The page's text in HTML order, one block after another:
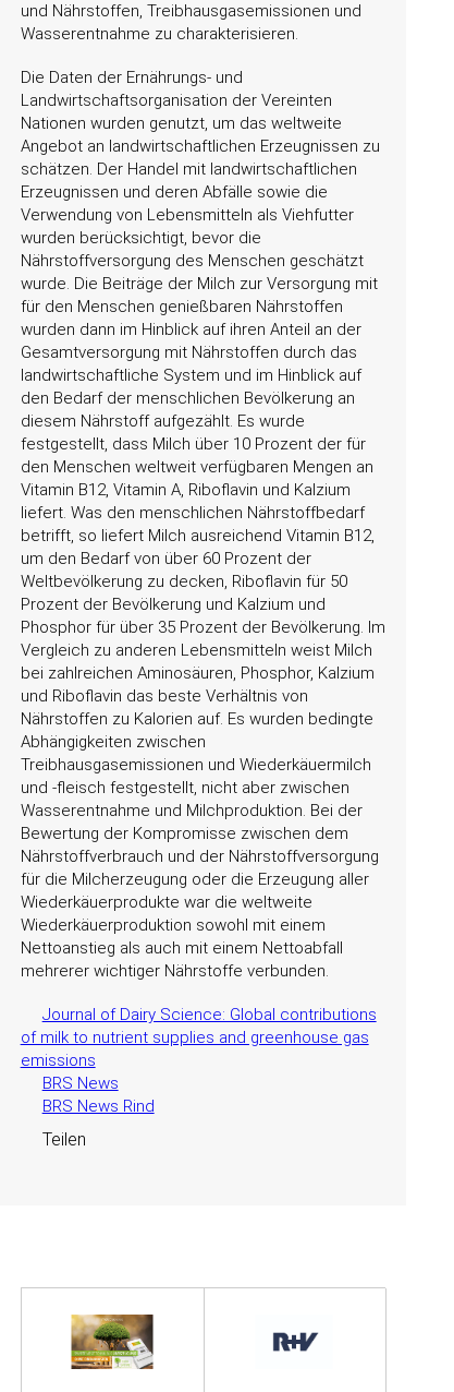
und Nährstoffen, Treibhausgasemissionen und
Wasserentnahme zu charakterisieren.
Die Daten der Ernährungs- und
Landwirtschaftsorganisation der Vereinten
Nationen wurden genutzt, um das weltweite
Angebot an landwirtschaftlichen Erzeugnissen zu
schätzen. Der Handel mit landwirtschaftlichen
Erzeugnissen und deren Abfälle sowie die
Verwendung von Lebensmitteln als Viehfutter
wurden berücksichtigt, bevor die
Nährstoffversorgung des Menschen geschätzt
wurde. Die Beiträge der Milch zur Versorgung mit
für den Menschen genießbaren Nährstoffen
wurden dann im Hinblick auf ihren Anteil an der
Gesamtversorgung mit Nährstoffen durch das
landwirtschaftliche System und im Hinblick auf
den Bedarf der menschlichen Bevölkerung an
diesem Nährstoff aufgezählt. Es wurde
festgestellt, dass Milch über 10 Prozent der für
den Menschen weltweit verfügbaren Mengen an
Vitamin B12, Vitamin A, Riboflavin und Kalzium
liefert. Was den menschlichen Nährstoffbedarf
betrifft, so liefert Milch ausreichend Vitamin B12,
um den Bedarf von über 60 Prozent der
Weltbevölkerung zu decken, Riboflavin für 50
Prozent der Bevölkerung und Kalzium und
Phosphor für über 35 Prozent der Bevölkerung. Im
Vergleich zu anderen Lebensmitteln weist Milch
bei zahlreichen Aminosäuren, Phosphor, Kalzium
und Riboflavin das beste Verhältnis von
Nährstoffen zu Kalorien auf. Es wurden bedingte
Abhängigkeiten zwischen
Treibhausgasemissionen und Wiederkäuermilch
und -fleisch festgestellt, nicht aber zwischen
Wasserentnahme und Milchproduktion. Bei der
Bewertung der Kompromisse zwischen dem
Nährstoffverbrauch und der Nährstoffversorgung
für die Milcherzeugung oder die Erzeugung aller
Wiederkäuerprodukte war die weltweite
Wiederkäuerproduktion sowohl mit einem
Nettoanstieg als auch mit einem Nettoabfall
mehrerer wichtiger Nährstoffe verbunden.
Journal of Dairy Science: Global contributions
of milk to nutrient supplies and greenhouse gas
emissions
BRS News
BRS News Rind
Teilen